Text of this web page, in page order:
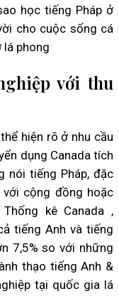
học tiếng Pháp ở
cho cuộc sống cá
lá phong
với thu
hiện rõ ở nhu cầu
dụng Canada tích
nói tiếng Pháp, đặc
cộng đồng hoặc
kê Canada ,
tiếng Anh và tiếng
7,5% so với những
thạo tiếng Anh &
tại quốc gia lá